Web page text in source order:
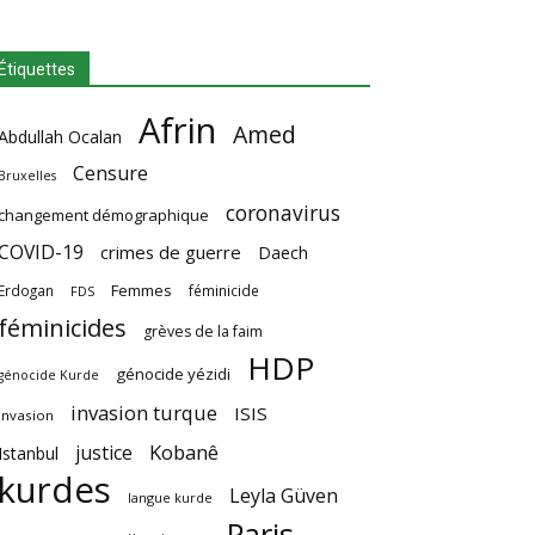
Ocalan Afrin Amed
Censure
démographique coronavirus
19 crimes de guerre Daech
FDS Femmes féminicide
grèves de la faim
Kurde génocide yézidi HDP
invasion turque ISIS
justice Kobanê
langue kurde Leyla Güven